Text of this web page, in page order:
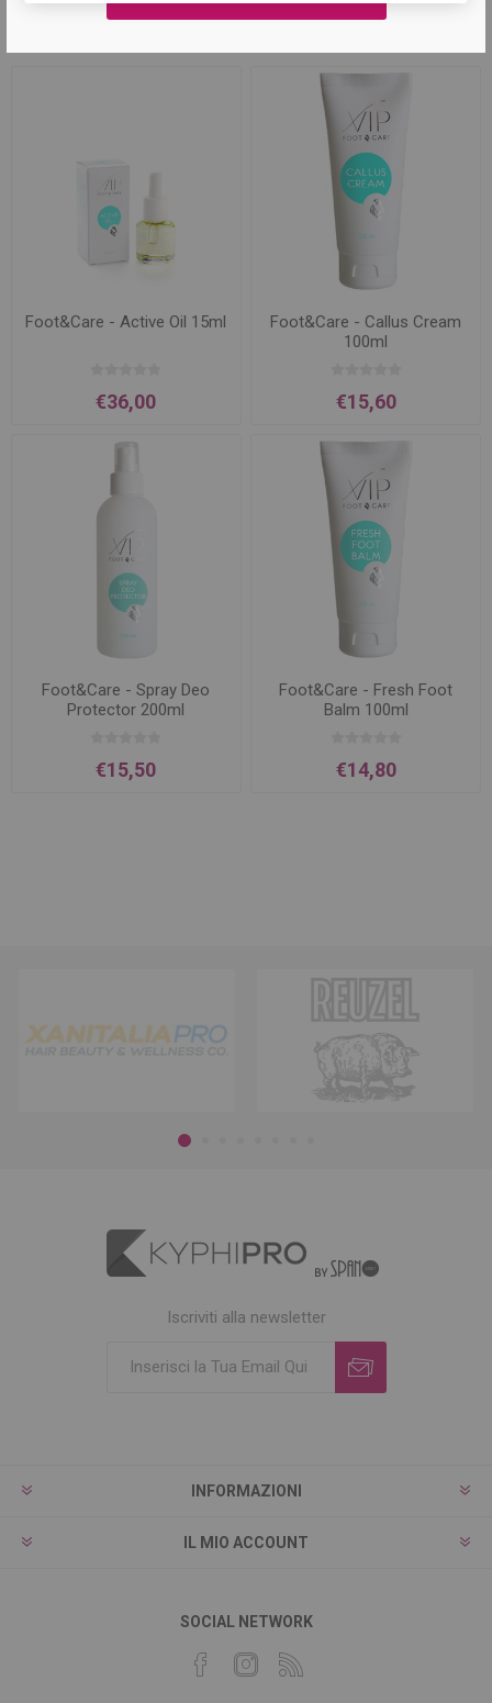
Prodotti correlati
Foot&Care - Active Oil 15ml
€36,00
Foot&Care - Callus Cream
100ml
€15,60
Foot&Care - Spray Deo
Protector 200ml
€15,50
Foot&Care - Fresh Foot
Balm 100ml
€14,80
Iscriviti alla newsletter
INFORMAZIONI
IL MIO ACCOUNT
SOCIAL NETWORK